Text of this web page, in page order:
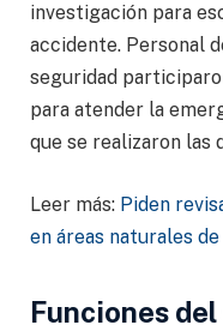
investigación para
accidente. Personal
seguridad
para atender la
que se realizaron las
Leer más: Piden
en áreas naturales
Funciones